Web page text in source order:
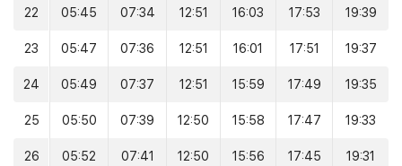
22 05:45 07:34 12:51 16:03 17:53 19:39
23 05:47 07:36 12:51 16:01 17:51 19:37
24 05:49 07:37 12:51 15:59 17:49 19:35
25 05:50 07:39 12:50 15:58 17:47 19:33
26 05:52 07:41 12:50 15:56 17:45 19:31